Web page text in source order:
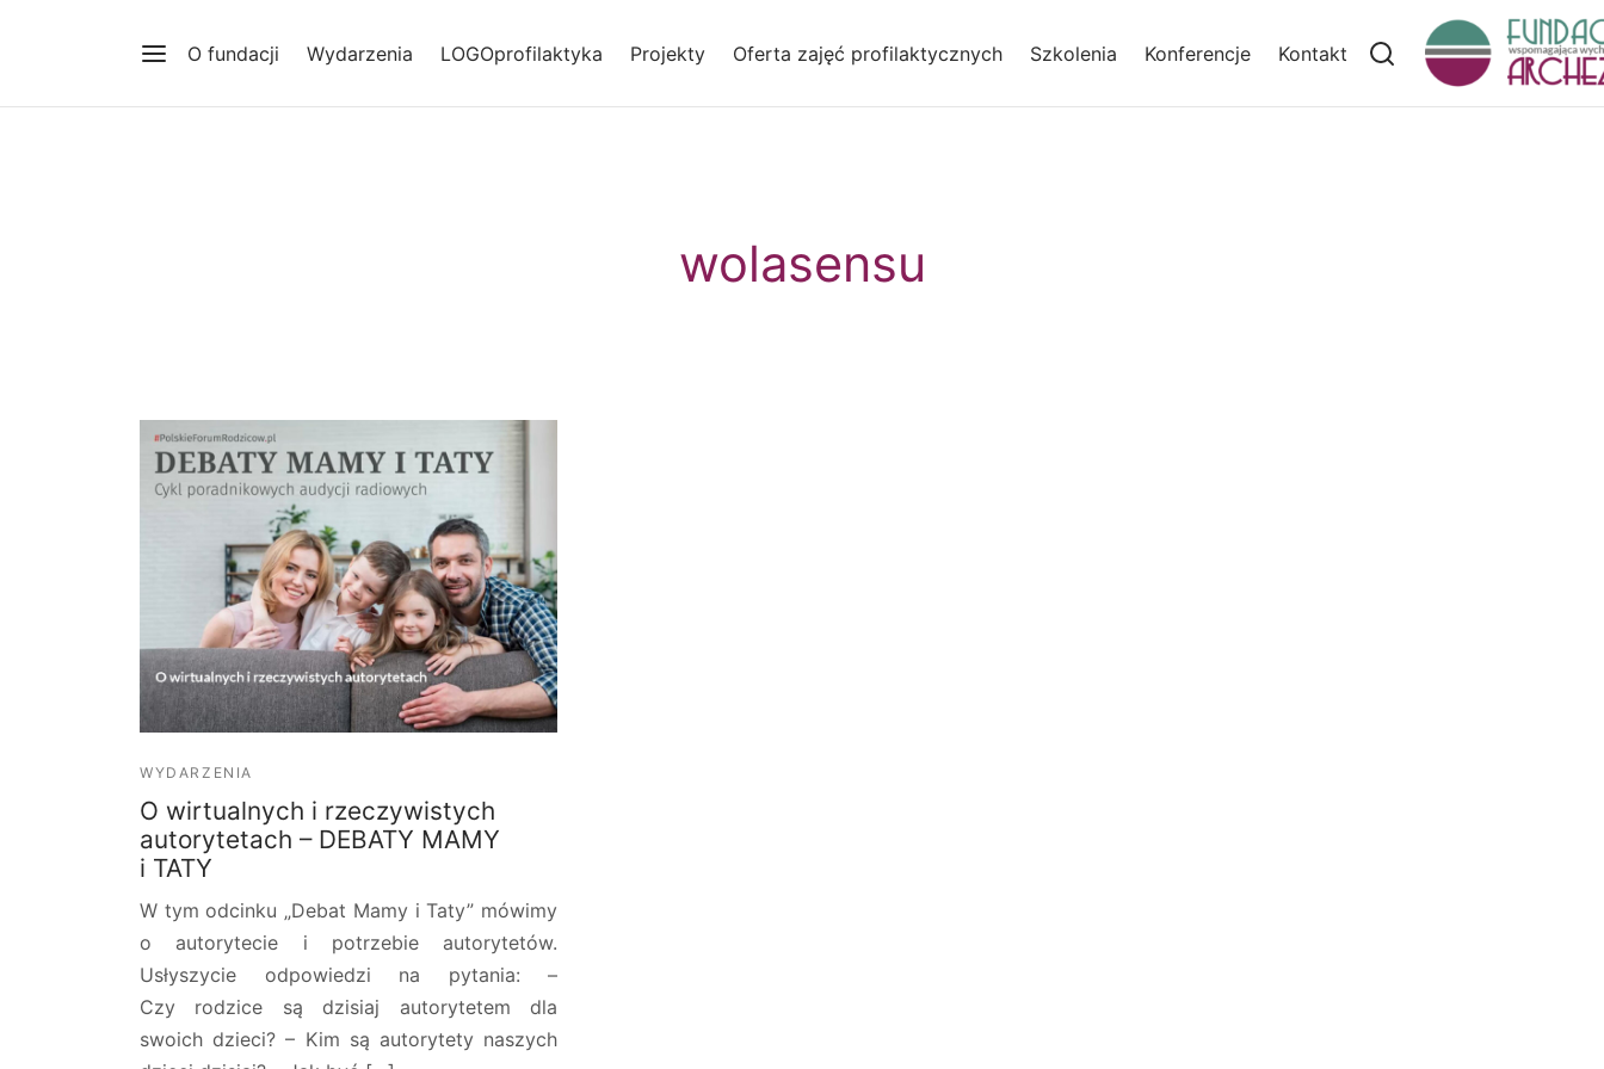
O fundacji Wydarzenia LOGOprofilaktyka Projekty Oferta zajęć profilaktycznych Szkolenia Konferencje Kontakt
wolasensu
WYDARZENIA
O wirtualnych i rzeczywistych
autorytetach – DEBATY MAMY
i TATY
W tym odcinku „Debat Mamy i Taty” mówimy
o autorytecie i potrzebie autorytetów.
Usłyszycie odpowiedzi na pytania: –
Czy rodzice są dzisiaj autorytetem dla
swoich dzieci? – Kim są autorytety naszych